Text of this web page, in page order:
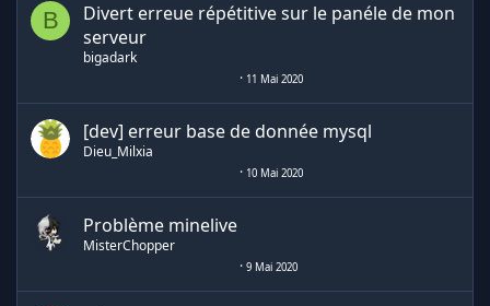
B
Divert erreue répétitive sur le panéle de mon
serveur
bigadark
11 Mai 2020
[dev] erreur base de donnée mysql
Dieu_Milxia
10 Mai 2020
Problème minelive
MisterChopper
9 Mai 2020